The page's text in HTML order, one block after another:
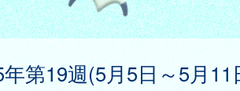
第19週(5月5日～5月11